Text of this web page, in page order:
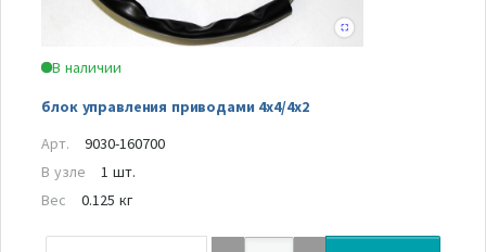
В наличии
блок управления приводами 4x4/4x2
Арт.
9030-160700
В узле
1 шт.
Вес
0.125 кг